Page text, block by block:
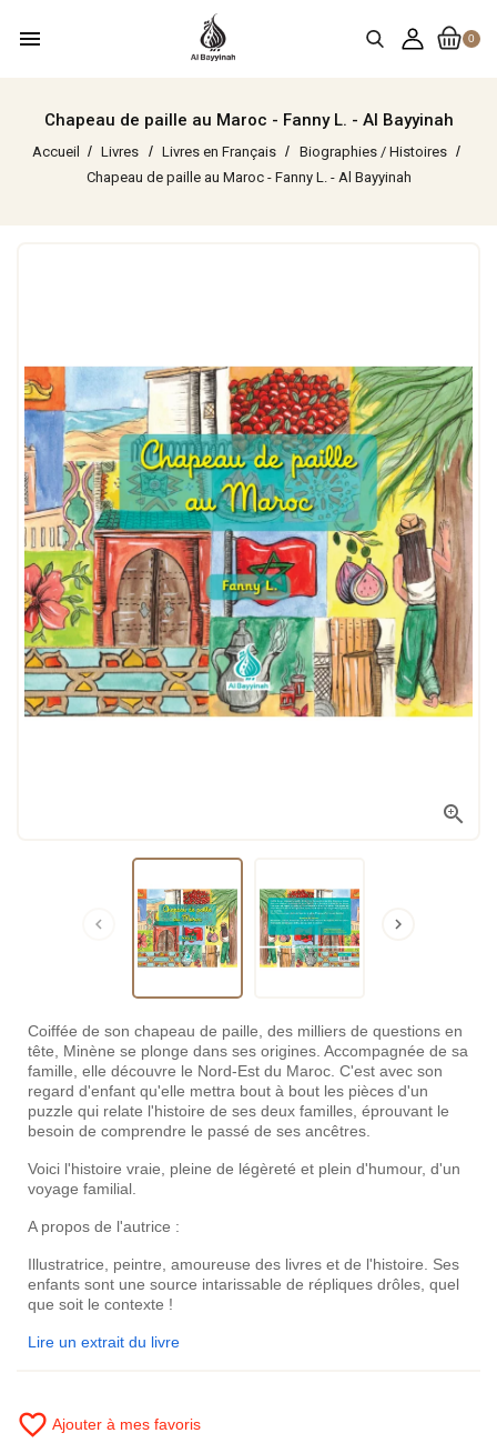
0
menu
Chapeau de paille au Maroc - Fanny L. - Al Bayyinah
Accueil Livres Livres en Français
Biographies / Histoires
Chapeau de paille au Maroc - Fanny L. - Al Bayyinah

 
Coiffée de son chapeau de paille, des milliers de questions en
tête, Minène se plonge dans ses origines. Accompagnée de sa
famille, elle découvre le Nord-Est du Maroc. C'est avec son
regard d'enfant qu'elle mettra bout à bout les pièces d'un
puzzle qui relate l'histoire de ses deux familles, éprouvant le
besoin de comprendre le passé de ses ancêtres.
Voici l'histoire vraie, pleine de légèreté et plein d'humour, d'un
voyage familial.
A propos de l'autrice :
Illustratrice, peintre, amoureuse des livres et de l'histoire. Ses
enfants sont une source intarissable de répliques drôles, quel
que soit le contexte !
Lire un extrait du livre
favorite_border Ajouter à mes favoris